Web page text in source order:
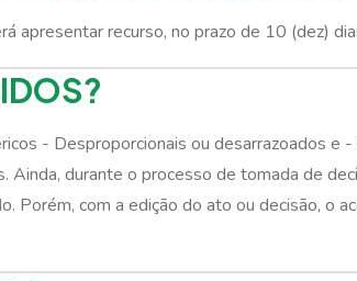
apresentar recurso, no prazo de 10 (dez)
- Desproporcionais ou desarrazoados e
durante o processo de tomada de
com a edição do ato ou decisão, o